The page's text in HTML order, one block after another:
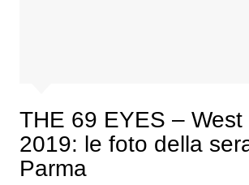
THE 69 EYES –
2019: le foto della
Parma